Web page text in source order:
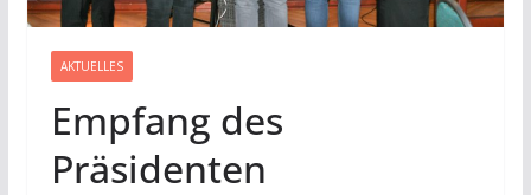
AKTUELLES
Empfang des
Präsidenten